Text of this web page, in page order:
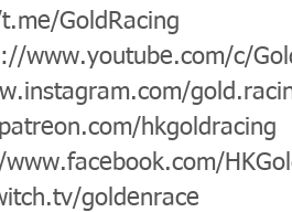
GoldRacing
www.youtube.com/c/
hkgoldracing
goldenrace